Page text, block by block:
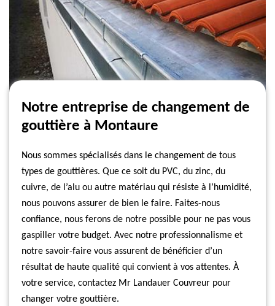
Notre entreprise de changement de
gouttière à Montaure
Nous sommes spécialisés dans le changement de tous
types de gouttières. Que ce soit du PVC, du zinc, du
cuivre, de l’alu ou autre matériau qui résiste à l’humidité,
nous pouvons assurer de bien le faire. Faites-nous
confiance, nous ferons de notre possible pour ne pas vous
gaspiller votre budget. Avec notre professionnalisme et
notre savoir-faire vous assurent de bénéficier d’un
résultat de haute qualité qui convient à vos attentes. À
votre service, contactez Mr Landauer Couvreur pour
changer votre gouttière.